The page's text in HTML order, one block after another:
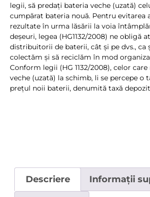
legii, să predaţi bateria veche (uzată)
cumpărat bateria nouă. Pentru evitarea
rezultate în urma lăsării la voia
deşeuri, legea (HG1132/2008) ne obligă
distribuitorii de baterii, cât şi pe dvs., ca
colectăm şi să reciclăm în mod
Conform legii (HG 1132/2008), celor
veche (uzată) la schimb, li se percepe o
preţul noii baterii, denumită taxă
Descriere Informații